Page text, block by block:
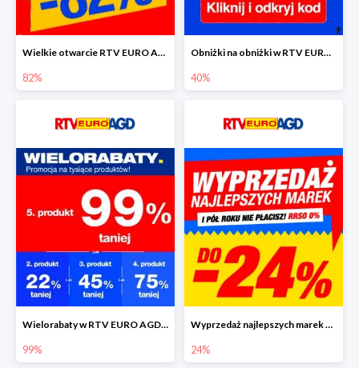
Wielkie otwarcie RTV EURO AGD - rabaty do -82%
82%
Obniżki na obniżki w RTV EURO AGD do -40%
40%
Wielorabaty w RTV EURO AGD - piąty produkt nawet 99% taniej
99%
Wyprzedaż najlepszych marek w RTV EURO AGD do -24%
24%